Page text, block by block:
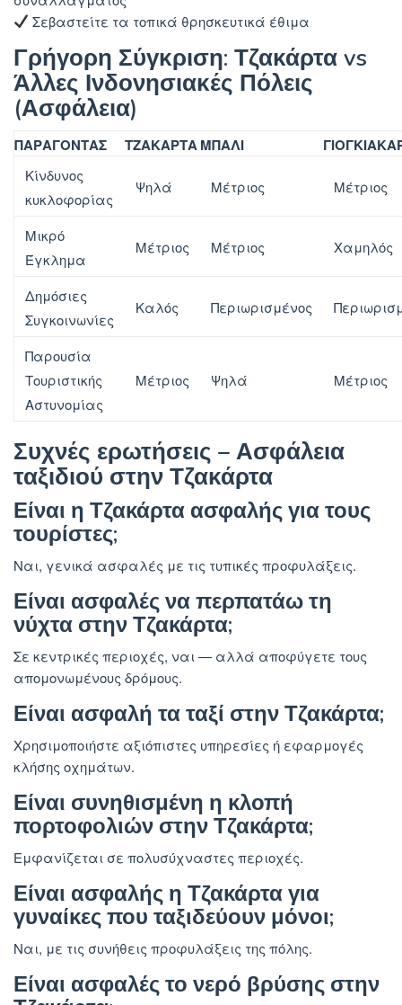
Σεβαστείτε τα τοπικά θρησκευτικά έθιμα
Γρήγορη Σύγκριση: Τζακάρτα vs
Άλλες Ινδονησιακές Πόλεις
(Ασφάλεια)
ΠΑΡΆΓΟΝΤΑΣ ΤΖΑΚΆΡΤΑΜΠΑΛΊ
Κίνδυνος
κυκλοφορίας
Ψηλά Μέτριος Μέτριος
Μικρό
Έγκλημα
Μέτριος Μέτριος Χαμηλός
Δημόσιες
Συγκοινωνίες
Καλός Περιωρισμένος
Παρουσία
Τουριστικής
Αστυνομίας
Μέτριος Ψηλά Μέτριος
Συχνές ερωτήσεις – Ασφάλεια
ταξιδιού στην Τζακάρτα
Είναι η Τζακάρτα ασφαλής για τους
τουρίστες;
Ναι, γενικά ασφαλές με τις τυπικές προφυλάξεις.
Είναι ασφαλές να περπατάω τη
νύχτα στην Τζακάρτα;
Σε κεντρικές περιοχές, ναι — αλλά αποφύγετε τους
απομονωμένους δρόμους.
Είναι ασφαλή τα ταξί στην Τζακάρτα;
Χρησιμοποιήστε αξιόπιστες υπηρεσίες ή εφαρμογές
κλήσης οχημάτων.
Είναι συνηθισμένη η κλοπή
πορτοφολιών στην Τζακάρτα;
Εμφανίζεται σε πολυσύχναστες περιοχές.
Είναι ασφαλής η Τζακάρτα για
γυναίκες που ταξιδεύουν μόνοι;
Ναι, με τις συνήθεις προφυλάξεις της πόλης.
Είναι ασφαλές το νερό βρύσης στην